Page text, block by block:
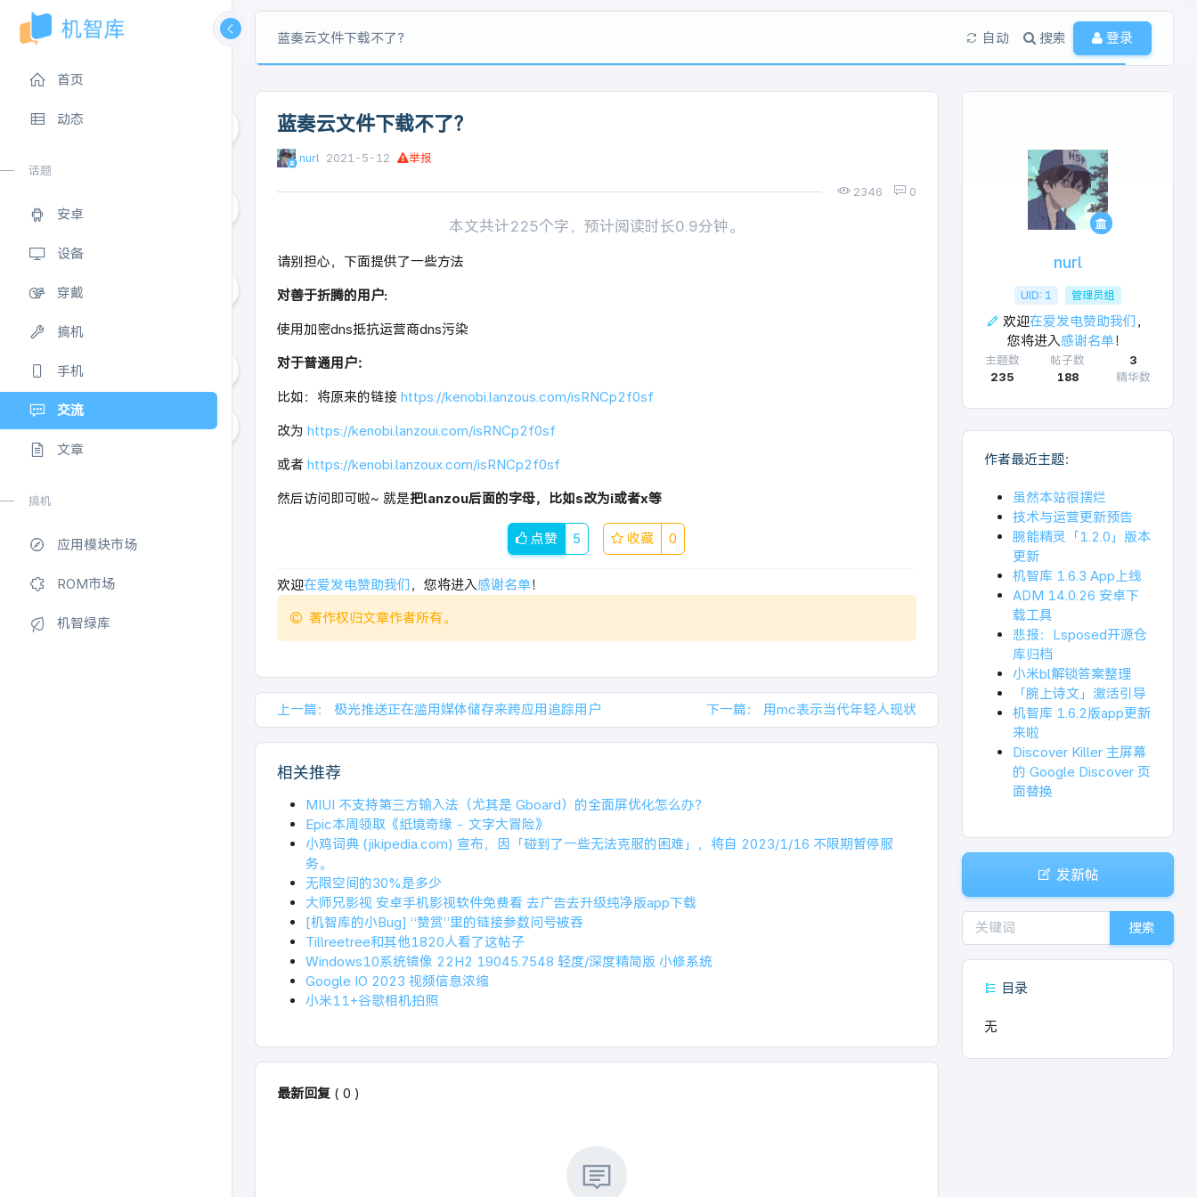
首页
动态
话题
安卓
设备
穿戴
搞机
手机
交流
文章
搞机
应用模块市场
ROM市场
机智绿库
蓝奏云文件下载不了？ 自动 搜索 登录
蓝奏云文件下载不了？
nurl 2021-5-12 举报
2346 0
本文共计225个字，预计阅读时长0.9分钟。
请别担心，下面提供了一些方法
对善于折腾的用户:
使用加密dns抵抗运营商dns污染
对于普通用户：
比如：将原来的链接 https://kenobi.lanzous.com/isRNCp2f0sf
改为 https://kenobi.lanzoui.com/isRNCp2f0sf
或者 https://kenobi.lanzoux.com/isRNCp2f0sf
然后访问即可啦~ 就是把lanzou后面的字母，比如s改为i或者x等
点赞 5 收藏 0
欢迎在爱发电赞助我们 ，您将进入感谢名单！
著作权归文章作者所有。
上一篇： 极光推送正在滥用媒体储存来跨应用追踪用户 下一篇： 用mc表示当代年轻人现状
相关推荐
MIUI 不支持第三方输入法（尤其是 Gboard）的全面屏优化怎么办？
Epic本周领取《纸境奇缘 - 文字大冒险》
小鸡词典 (jikipedia.com) 宣布，因「碰到了一些无法克服的困难」，将自 2023/1/16 不限期暂停服
务。
无限空间的30%是多少
大师兄影视 安卓手机影视软件免费看 去广告去升级纯净版app下载
[机智库的小Bug] “赞赏”里的链接参数问号被吞
Tillreetree和其他1820人看了这帖子
Windows10系统镜像 22H2 19045.7548 轻度/深度精简版 小修系统
Google IO 2023 视频信息浓缩
小米11+谷歌相机拍照
最新回复 ( 0 )
nurl
UID: 1 管理员组
欢迎在爱发电赞助我们 ，
您将进入感谢名单！
主题数
235
帖子数
188
3
精华数
作者最近主题：
虽然本站很摆烂
技术与运营更新预告
腕能精灵「1.2.0」版本
更新
机智库 1.6.3 App上线
ADM 14.0.26 安卓下
载工具
悲报：Lsposed开源仓
库归档
小米bl解锁答案整理
「腕上诗文」激活引导
机智库 1.6.2版app更新
来啦
Discover Killer 主屏幕
的 Google Discover 页
面替换
发新帖
搜索
目录
无